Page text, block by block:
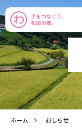
わだのまち
まちづくり
おしらせ
ホーム おしらせ